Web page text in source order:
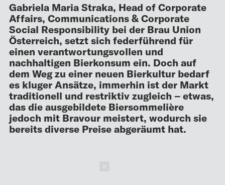
Gabriela Maria Straka, Head of Corporate
Affairs, Communications & Corporate
Social Responsibility bei der Brau Union
Österreich, setzt sich federführend für
einen verantwortungsvollen und
nachhaltigen Bierkonsum ein. Doch auf
dem Weg zu einer neuen Bierkultur bedarf
es kluger Ansätze, immerhin ist der Markt
traditionell und restriktiv zugleich – etwas,
das die ausgebildete Biersommelière
jedoch mit Bravour meistert, wodurch sie
bereits diverse Preise abgeräumt hat.